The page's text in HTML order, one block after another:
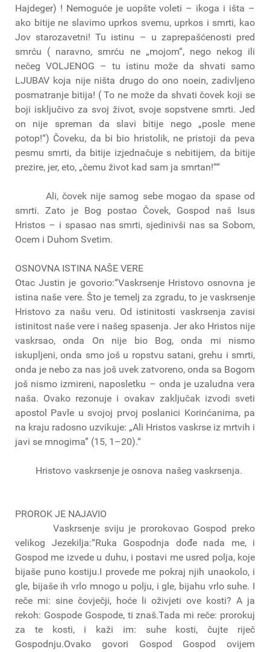
Hajdeger) ! Nemoguće je uopšte voleti – ikoga i išta –
ako bitije ne slavimo uprkos svemu, uprkos i smrti, kao
Jov starozavetni! Tu istinu – u zaprepašćenosti pred
smrću ( naravno, smrću ne „mojom“, nego nekog ili
nečeg VOLJENOG – tu istinu može da shvati samo
LJUBAV koja nije ništa drugo do ono noein, zadivljeno
posmatranje bitija! ( To ne može da shvati čovek koji se
boji isključivo za svoj život, svoje sopstvene smrti. Jed
on nije spreman da slavi bitije nego „posle mene
potop!“) Čoveku, da bi bio hristolik, ne pristoji da peva
pesmu smrti, da bitije izjednačuje s nebitijem, da bitije
prezire, jer, eto, „čemu život kad sam ja smrtan!““
Ali, čovek nije samog sebe mogao da spase od
smrti. Zato je Bog postao Čovek, Gospod naš Isus
Hristos – i spasao nas smrti, sjedinivši nas sa Sobom,
Ocem i Duhom Svetim.
OSNOVNA ISTINA NAŠE VERE
Otac Justin je govorio:“Vaskrsenje Hristovo osnovna je
istina naše vere. Što je temelj za zgradu, to je vaskrsenje
Hristovo za našu veru. Od istinitosti vaskrsenja zavisi
istinitost naše vere i našeg spasenja. Jer ako Hristos nije
vaskrsao, onda On nije bio Bog, onda mi nismo
iskupljeni, onda smo još u ropstvu satani, grehu i smrti,
onda je nebo za nas još uvek zatvoreno, onda sa Bogom
još nismo izmireni, naposletku – onda je uzaludna vera
naša. Ovako rezonuje i ovakav zaključak izvodi sveti
apostol Pavle u svojoj prvoj poslanici Korinćanima, pa
na kraju radosno uzvikuje: „Ali Hristos vaskrse iz mrtvih i
javi se mnogima” (15, 1–20).“
Hristovo vaskrsenje je osnova našeg vaskrsenja.
PROROK JE NAJAVIO
Vaskrsenje sviju je prorokovao Gospod preko
velikog Jezekilja:“Ruka Gospodnja dođe nada me, i
Gospod me izvede u duhu, i postavi me usred polja, koje
bijaše puno kostiju.I provede me pokraj njih unaokolo, i
gle, bijaše ih vrlo mnogo u polju, i gle, bijahu vrlo suhe. I
reče mi: sine čovječji, hoće li oživjeti ove kosti? A ja
rekoh: Gospode Gospode, ti znaš.Tada mi reče: prorokuj
za te kosti, i kaži im: suhe kosti, čujte riječ
Gospodnju.Ovako govori Gospod Gospod ovijem